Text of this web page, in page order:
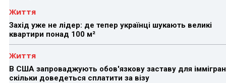
Життя
Захід уже не лідер: де тепер українці шукають великі
квартири понад 100 м²
Життя
В США запроваджують обов'язкову заставу для
скільки доведеться сплатити за візу